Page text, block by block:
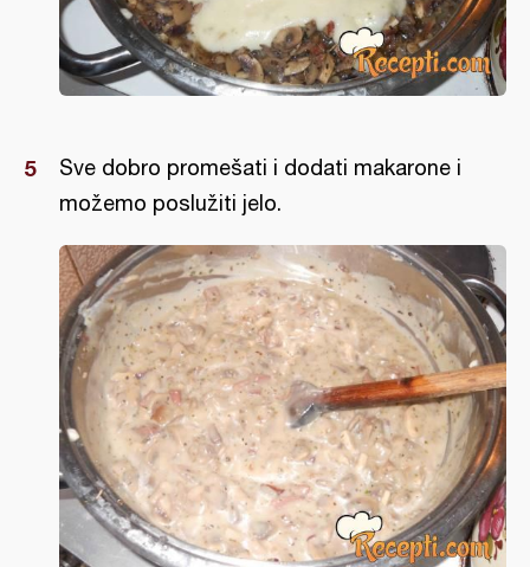
Sve dobro promešati i dodati makarone i
možemo poslužiti jelo.